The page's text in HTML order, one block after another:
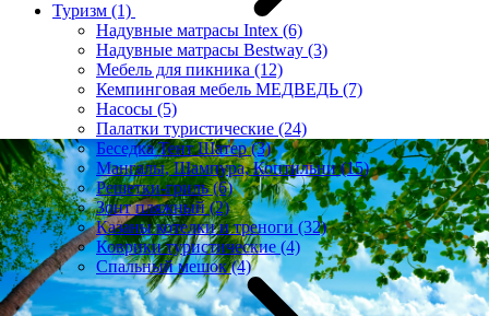
Туризм (1)
Надувные матрасы Intex (6)
Надувные матрасы Bestway (3)
Мебель для пикника (12)
Кемпинговая мебель МЕДВЕДЬ (7)
Насосы (5)
Палатки туристические (24)
Беседка Тент Шатер(3)
Мангалы, Шампура, Коптильни(15)
Решетки-гриль(6)
Зонт пляжный(2)
Казаны котелки и треноги (32)
Коврики туристические (4)
Спальный мешок(4)